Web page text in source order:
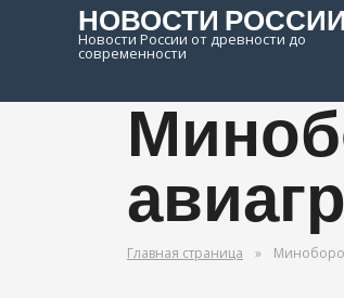
НОВОСТИ РОССИИ
Новости России от древности до
современности
Главная страница »